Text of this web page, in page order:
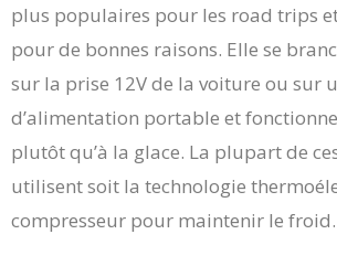
plus populaires pour les road trips
pour de bonnes raisons. Elle se
sur la prise 12V de la voiture ou sur
d’alimentation portable et
plutôt qu’à la glace. La plupart de
utilisent soit la technologie
compresseur pour maintenir le froid.